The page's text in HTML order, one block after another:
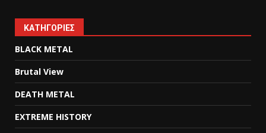
KΑΤΗΓΟΡΊΕΣ
BLACK METAL
Brutal View
DEATH METAL
EXTREME HISTORY